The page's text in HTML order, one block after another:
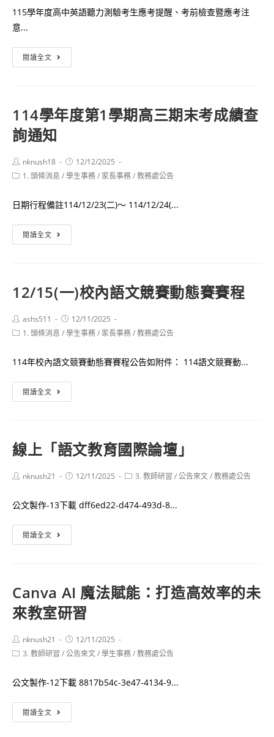
普
115學年度高中英語聽力測驗考生應考提醒、考前檢查暨應考注
意...
閱讀全文
115
度
英
語
力
考
試
應
資
114學年度第1學期高三期末考成績查
詢通知
Post
author:
nknush18
Post
published:
12/12/2025
Post1. 頭條消息 /學生事務/ 家長事務/教務處公告
日期行程備註114/12/23(二)～ 114/12/24(...
閱讀全文
學
第
學
期
三
期
末
績
查
詢
知
12/15(一)校內語文競賽動態賽賽程
Post
author:
ashs511
Post
published:
12/11/2025
Post1. 頭條消息 /學生事務/ 家長事務/教務處公告
114年校內語文競賽動態賽賽程公告如附件： 114語文競賽動...
閱讀全文
校
文
賽
態
賽
線上「語文教育國際論壇」
Postnknush21
Post12/11/2025
Post3. 教師研習 /公告來文/教務處公告
公文製作-13下載 dff6ed22-d474-493d-8...
閱讀全文
上
育
國
際
論
Canva AI 魔法賦能：打造高效率的未
來教室研習
Post
author:
nknush21
Post
published:
12/11/2025
Post3. 教師研習 /公告來文/學生事務/教務處公告
公文製作-12下載 8817b54c-3e47-4134-9...
閱讀全文
AI